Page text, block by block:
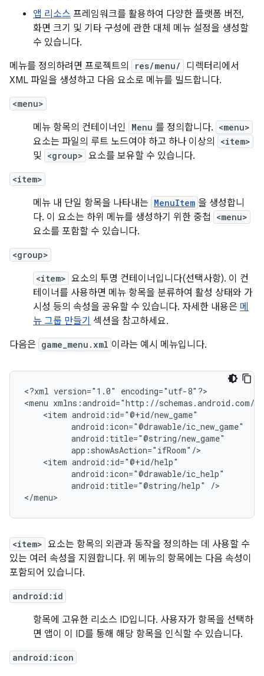
앱 리소스 프레임워크를 활용하여 다양한 플랫폼 버전,
화면 크기 및 기타 구성에 관한 대체 메뉴 설정을 생성할
수 있습니다.
메뉴를 정의하려면 프로젝트의
res/menu/
디렉터리에서
XML 파일을 생성하고 다음 요소로 메뉴를 빌드합니다.
<menu>
메뉴 항목의 컨테이너인 Menu 를 정의합니다. <menu>
요소는 파일의 루트 노드여야 하고 하나 이상의 <item>
및 <group> 요소를 보유할 수 있습니다.
<item>
메뉴 내 단일 항목을 나타내는 MenuItem 을 생성합니
다. 이 요소는 하위 메뉴를 생성하기 위한 중첩
<menu>
요소를 포함할 수 있습니다.
<group>
<item> 요소의 투명 컨테이너입니다(선택사항). 이 컨
테이너를 사용하면 메뉴 항목을 분류하여 활성 상태와 가
시성 등의 속성을 공유할 수 있습니다. 자세한 내용은 메
뉴 그룹 만들기 섹션을 참고하세요.
다음은 game_menu.xml 이라는 예시 메뉴입니다.
<?xml version="1.0"
encoding="utf-8"?>
<menu
<item
<item
android:title="@string/help"
/>
</menu>
<item> 요소는 항목의 외관과 동작을 정의하는 데 사용할 수
있는 여러 속성을 지원합니다. 위 메뉴의 항목에는 다음 속성이
포함되어 있습니다.
android:id
항목에 고유한 리소스 ID입니다. 사용자가 항목을 선택하
면 앱이 이 ID를 통해 해당 항목을 인식할 수 있습니다.
android:icon